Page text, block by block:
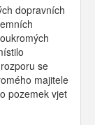
dopravních
se
majitele
pozemek vjet